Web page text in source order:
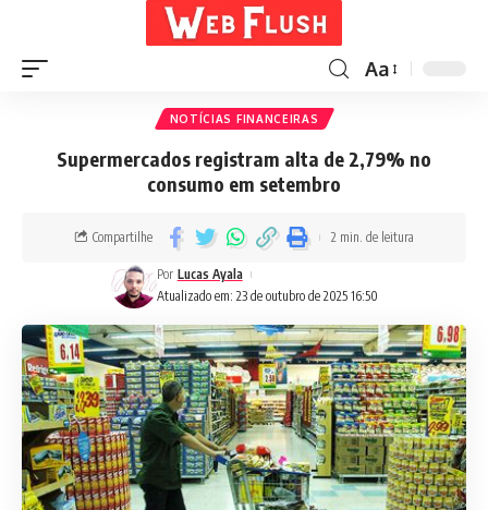
Aa
NOTÍCIAS FINANCEIRAS
Supermercados registram alta de 2,79% no
consumo em setembro
Atualizado em: 23 de outubro de 2025 16:50
Por Lucas Ayala
Compartilhe 2 min. de leitura